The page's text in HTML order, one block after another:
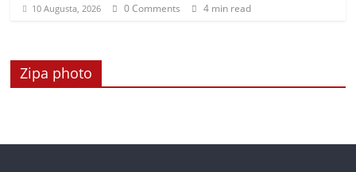
10 Augusta, 2026 0 Comments 4 min read
Zipa photo